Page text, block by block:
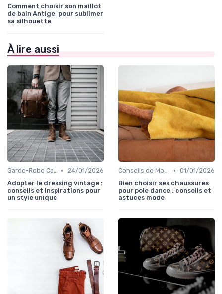
Comment choisir son maillot
de bain Antigel pour sublimer
sa silhouette
À lire aussi
Garde-Robe Capsule •
24/01/2026
Adopter le dressing vintage :
conseils et inspirations pour
un style unique
Conseils de Mode pour Toutes les Occasions • 01/01/2026
Bien choisir ses chaussures
pour pole dance : conseils et
astuces mode